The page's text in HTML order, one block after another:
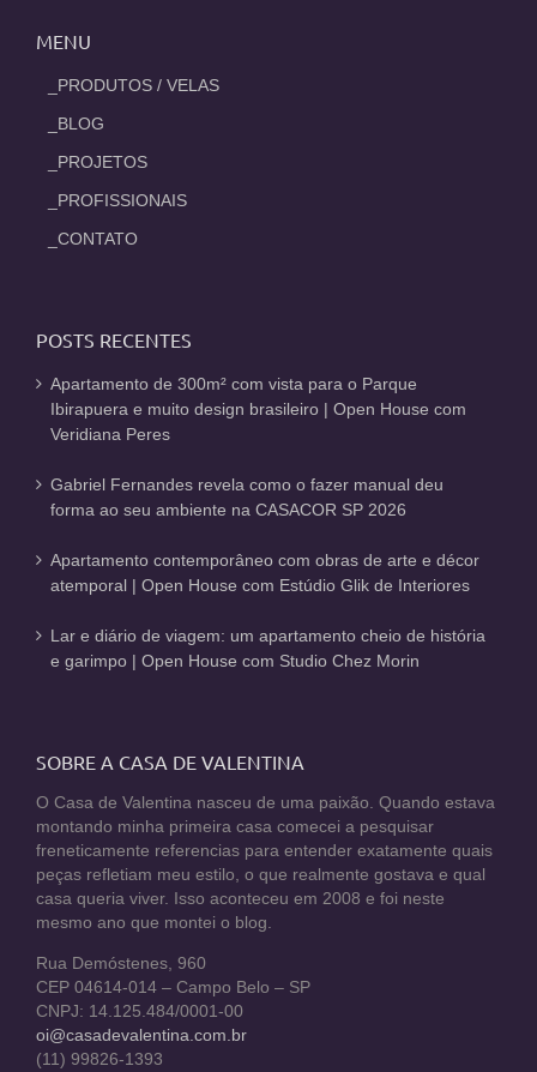
MENU
_PRODUTOS / VELAS
_BLOG
_PROJETOS
_PROFISSIONAIS
_CONTATO
POSTS RECENTES
Apartamento de 300m² com vista para o Parque
Ibirapuera e muito design brasileiro | Open House com
Veridiana Peres
Gabriel Fernandes revela como o fazer manual deu
forma ao seu ambiente na CASACOR SP 2026
Apartamento contemporâneo com obras de arte e décor
atemporal | Open House com Estúdio Glik de Interiores
Lar e diário de viagem: um apartamento cheio de história
e garimpo | Open House com Studio Chez Morin
SOBRE A CASA DE VALENTINA
O Casa de Valentina nasceu de uma paixão. Quando estava
montando minha primeira casa comecei a pesquisar
freneticamente referencias para entender exatamente quais
peças refletiam meu estilo, o que realmente gostava e qual
casa queria viver. Isso aconteceu em 2008 e foi neste
mesmo ano que montei o blog.
Rua Demóstenes, 960
CEP 04614-014 – Campo Belo – SP
CNPJ: 14.125.484/0001-00
oi@casadevalentina.com.br
(11) 99826-1393